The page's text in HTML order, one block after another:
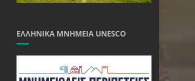
ΕΛΛΗΝΙΚΆ ΜΝΗΜΕΊΑ UNESCO